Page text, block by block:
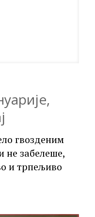
гвозденим
не забелеше,
и трпељиво